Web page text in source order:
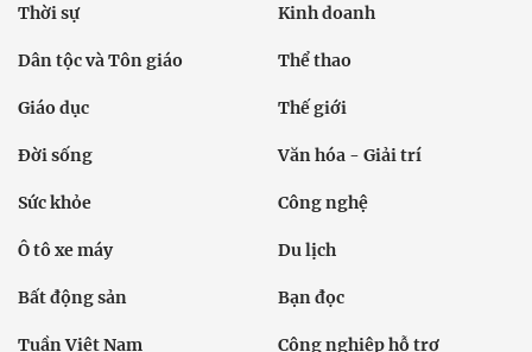
Thời sự Kinh doanh
Dân tộc và Tôn giáo Thể thao
Giáo dục Thế giới
Đời sống Văn hóa - Giải trí
Sức khỏe Công nghệ
Ô tô xe máy Du lịch
Bất động sản Bạn đọc
Tuần Việt Nam Công nghiệp hỗ trợ